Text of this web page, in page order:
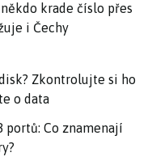
krade číslo přes
i Čechy
Zkontrolujte si ho
o data
portů: Co znamenají